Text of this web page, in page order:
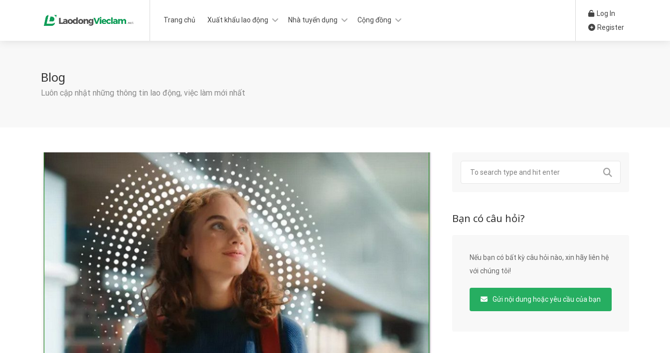
Trang chủ Xuất khẩu lao động Nhà tuyển dụng Cộng đồng
Log In
Register
Blog
Luôn cập nhật những thông tin lao động, việc làm mới nhất
Bạn có câu hỏi?
Nếu bạn có bất kỳ câu hỏi nào, xin hãy liên hệ
với chúng tôi!
Gửi nội dung hoặc yêu cầu của bạn